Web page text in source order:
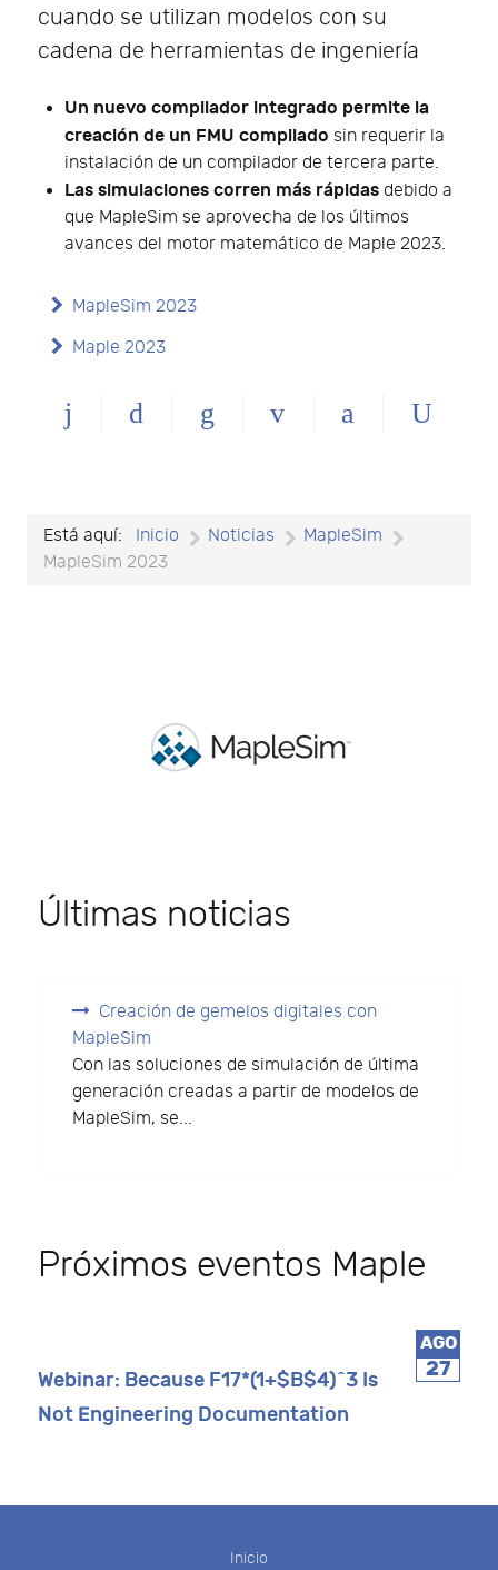
cuando se utilizan modelos con su
cadena de herramientas de ingeniería
Un nuevo compilador integrado permite la
creación de un FMU compilado sin requerir la
instalación de un compilador de tercera parte.
Las simulaciones corren más rápidas debido a
que MapleSim se aprovecha de los últimos
avances del motor matemático de Maple 2023.
MapleSim 2023
Maple 2023
Está aquí: Inicio Noticias
MapleSim
MapleSim 2023
Últimas noticias
Creación de gemelos digitales con
MapleSim
Con las soluciones de simulación de última
generación creadas a partir de modelos de
MapleSim, se...
Próximos eventos Maple
AGO
27
Webinar: Because F17*(1+$B$4)^3 Is
Not Engineering Documentation
Inicio